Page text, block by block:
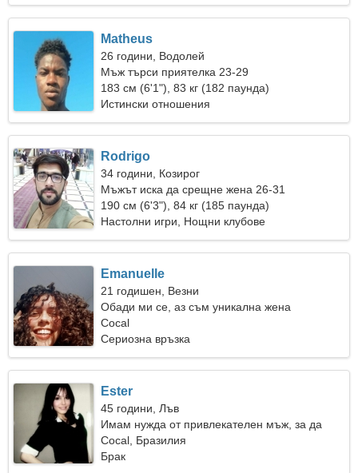
Matheus
26 години, Водолей
Мъж търси приятелка 23-29
183 см (6'1"), 83 кг (182 паунда)
Истински отношения
Rodrigo
34 години, Козирог
Мъжът иска да срещне жена 26-31
190 см (6'3"), 84 кг (185 паунда)
Настолни игри, Нощни клубове
Emanuelle
21 годишен, Везни
Обади ми се, аз съм уникална жена
Cocal
Сериозна връзка
Ester
45 години, Лъв
Имам нужда от привлекателен мъж, за да
пътуваме заедно
Cocal, Бразилия
Брак